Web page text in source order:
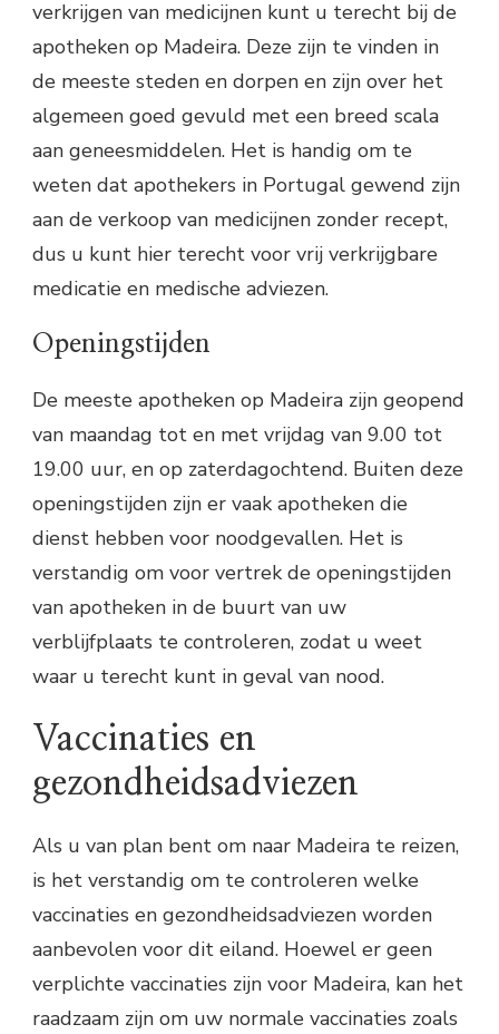
verkrijgen van medicijnen kunt u terecht bij de
apotheken op Madeira. Deze zijn te vinden in
de meeste steden en dorpen en zijn over het
algemeen goed gevuld met een breed scala
aan geneesmiddelen. Het is handig om te
weten dat apothekers in Portugal gewend zijn
aan de verkoop van medicijnen zonder recept,
dus u kunt hier terecht voor vrij verkrijgbare
medicatie en medische adviezen.
Openingstijden
De meeste apotheken op Madeira zijn geopend
van maandag tot en met vrijdag van 9.00 tot
19.00 uur, en op zaterdagochtend. Buiten deze
openingstijden zijn er vaak apotheken die
dienst hebben voor noodgevallen. Het is
verstandig om voor vertrek de openingstijden
van apotheken in de buurt van uw
verblijfplaats te controleren, zodat u weet
waar u terecht kunt in geval van nood.
Vaccinaties en
gezondheidsadviezen
Als u van plan bent om naar Madeira te reizen,
is het verstandig om te controleren welke
vaccinaties en gezondheidsadviezen worden
aanbevolen voor dit eiland. Hoewel er geen
verplichte vaccinaties zijn voor Madeira, kan het
raadzaam zijn om uw normale vaccinaties zoals